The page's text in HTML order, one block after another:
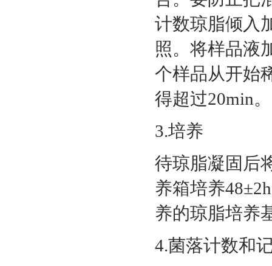
计数琼脂倾入
照。将样品液
个样品从开始
得超过20min。
3.培养
待琼脂凝固后
养箱培养
养的琼脂培养
4.菌落计数和